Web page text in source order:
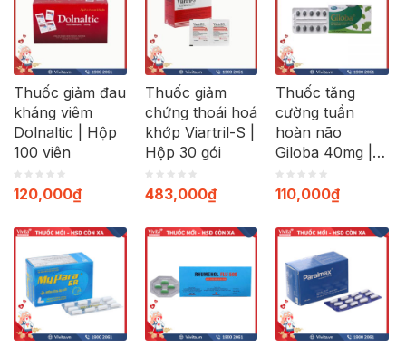
Thuốc giảm đau
kháng viêm
Dolnaltic | Hộp
100 viên
120,000₫
Thuốc giảm
chứng thoái hoá
khớp Viartril-S |
Hộp 30 gói
483,000₫
Thuốc tăng
cường tuần
hoàn não
Giloba 40mg |
Hộp 30 viên
110,000₫